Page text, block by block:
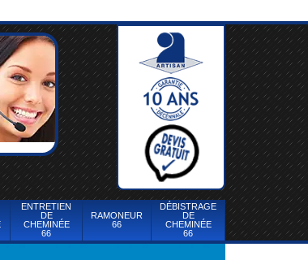
ENTRETIEN
DE
CHEMINÉE
66
RAMONEUR
66
DÉBISTRAGE
DE
CHEMINÉE
66